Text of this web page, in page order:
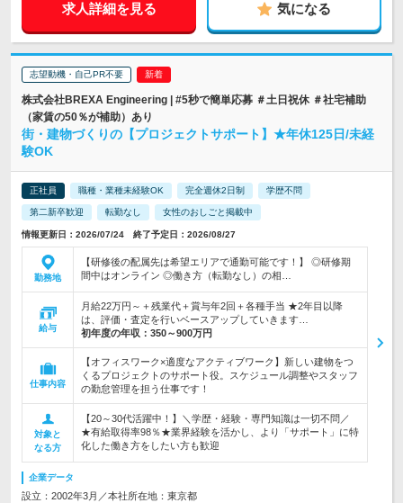
求人詳細を見る 気になる
志望動機・自己PR不要
株式会社BREXA Engineering | #5秒で簡単応募 ＃土日祝休 ＃社宅補助
（家賃の50％が補助）あり
街・建物づくりの【プロジェクトサポート】★年休125日/未経
験OK
正社員 職種・業種未経験OK 完全週休2日制 学歴不問
第二新卒歓迎 転勤なし 女性のおしごと掲載中
情報更新日：2026/07/24 終了予定日：2026/08/27
勤務地
【研修後の配属先は希望エリアで通勤可能です！】 ◎研修期
間中はオンライン ◎働き方（転勤なし）の相…
給与
月給22万円～＋残業代＋賞与年2回＋各種手当 ★2年目以降
は、評価・査定を行いベースアップしていきます…
初年度の年収： 350～900万円
仕事内容
【オフィスワーク×適度なアクティブワーク】新しい建物をつ
くるプロジェクトのサポート役。スケジュール調整やスタッフ
の勤怠管理を担う仕事です！
対象と
なる方
【20～30代活躍中！】＼学歴・経験・専門知識は一切不問／
★有給取得率98％★業界経験を活かし、より「サポート」に特
化した働き方をしたい方も歓迎
企業データ
設立：2002年3月／本社所在地：東京都